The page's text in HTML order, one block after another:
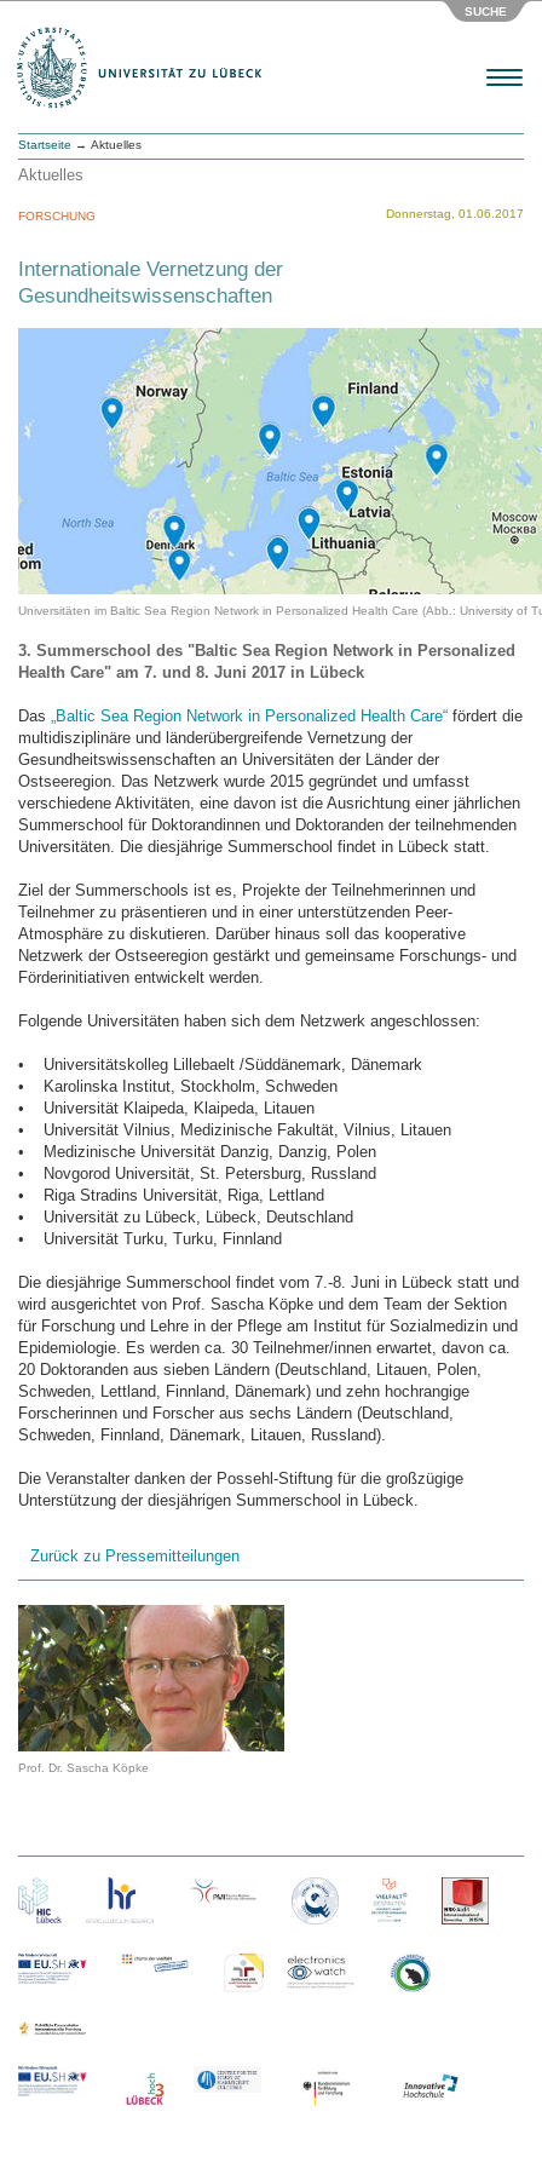
SUCHE
Menu
Startseite → Aktuelles
Aktuelles
Donnerstag, 01.06.2017
FORSCHUNG
Internationale Vernetzung der
Gesundheitswissenschaften
Universitäten im Baltic Sea Region Network in Personalized Health Care (Abb.: University of
3. Summerschool des "Baltic Sea Region Network in Personalized
Health Care" am 7. und 8. Juni 2017 in Lübeck
Das „Baltic Sea Region Network in Personalized Health Care“ fördert die
multidisziplinäre und länderübergreifende Vernetzung der
Gesundheitswissenschaften an Universitäten der Länder der
Ostseeregion. Das Netzwerk wurde 2015 gegründet und umfasst
verschiedene Aktivitäten, eine davon ist die Ausrichtung einer jährlichen
Summerschool für Doktorandinnen und Doktoranden der teilnehmenden
Universitäten. Die diesjährige Summerschool findet in Lübeck statt.
Ziel der Summerschools ist es, Projekte der Teilnehmerinnen und
Teilnehmer zu präsentieren und in einer unterstützenden Peer-
Atmosphäre zu diskutieren. Darüber hinaus soll das kooperative
Netzwerk der Ostseeregion gestärkt und gemeinsame Forschungs- und
Förderinitiativen entwickelt werden.
Folgende Universitäten haben sich dem Netzwerk angeschlossen:
• Universitätskolleg Lillebaelt /Süddänemark, Dänemark
• Karolinska Institut, Stockholm, Schweden
• Universität Klaipeda, Klaipeda, Litauen
• Universität Vilnius, Medizinische Fakultät, Vilnius, Litauen
• Medizinische Universität Danzig, Danzig, Polen
• Novgorod Universität, St. Petersburg, Russland
• Riga Stradins Universität, Riga, Lettland
• Universität zu Lübeck, Lübeck, Deutschland
• Universität Turku, Turku, Finnland
Die diesjährige Summerschool findet vom 7.-8. Juni in Lübeck statt und
wird ausgerichtet von Prof. Sascha Köpke und dem Team der Sektion
für Forschung und Lehre in der Pflege am Institut für Sozialmedizin und
Epidemiologie. Es werden ca. 30 Teilnehmer/innen erwartet, davon ca.
20 Doktoranden aus sieben Ländern (Deutschland, Litauen, Polen,
Schweden, Lettland, Finnland, Dänemark) und zehn hochrangige
Forscherinnen und Forscher aus sechs Ländern (Deutschland,
Schweden, Finnland, Dänemark, Litauen, Russland).
Die Veranstalter danken der Possehl-Stiftung für die großzügige
Unterstützung der diesjährigen Summerschool in Lübeck.
Zurück zu Pressemitteilungen
Prof. Dr. Sascha Köpke